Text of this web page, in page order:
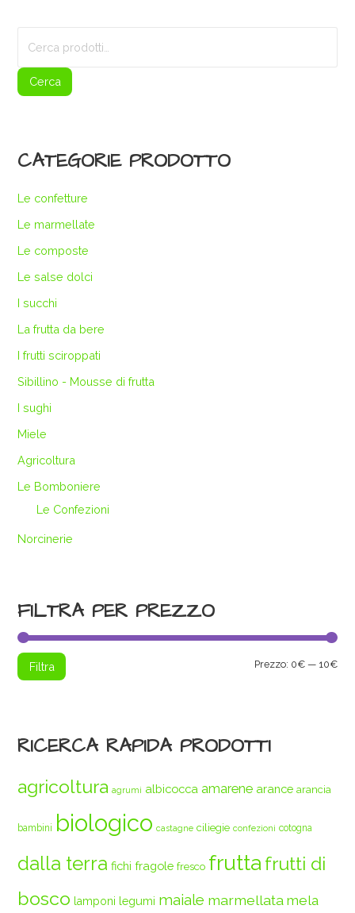
Cerca
CATEGORIE PRODOTTO
Le confetture
Le marmellate
Le composte
Le salse dolci
I succhi
La frutta da bere
I frutti sciroppati
Sibillino - Mousse di frutta
I sughi
Miele
Agricoltura
Le Bomboniere
Le Confezioni
Norcinerie
FILTRA PER PREZZO
Filtra Prezzo: 0€— 10€
RICERCA RAPIDA PRODOTTI
agricoltura agrumi albicocca amarene arance arancia
bambini biologico castagne ciliegie confezioni cotogna
dalla terra fichi fragole fresco frutta frutti di
bosco lamponi legumi maiale marmellata mela